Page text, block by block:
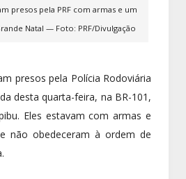
presos pela PRF com armas e um
Natal — Foto: PRF/Divulgação
presos pela Polícia Rodoviária
desta quarta-feira, na BR-101,
Eles estavam com armas e
não obedeceram à ordem de